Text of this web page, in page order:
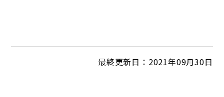
最終更新日：2021年09月30日